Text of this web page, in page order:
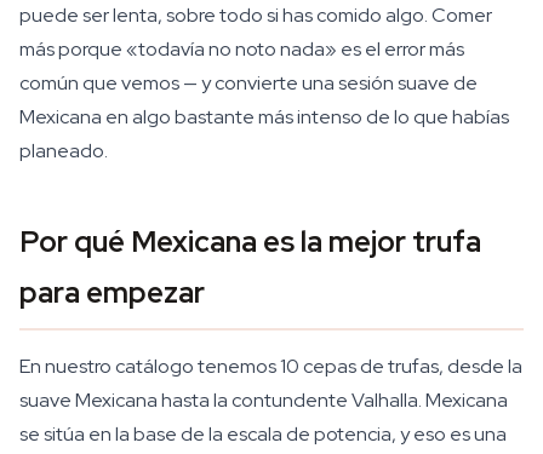
puede ser lenta, sobre todo si has comido algo. Comer
más porque «todavía no noto nada» es el error más
común que vemos — y convierte una sesión suave de
Mexicana en algo bastante más intenso de lo que habías
planeado.
Por qué Mexicana es la mejor trufa
para empezar
En nuestro catálogo tenemos 10 cepas de trufas, desde la
suave Mexicana hasta la contundente Valhalla. Mexicana
se sitúa en la base de la escala de potencia, y eso es una